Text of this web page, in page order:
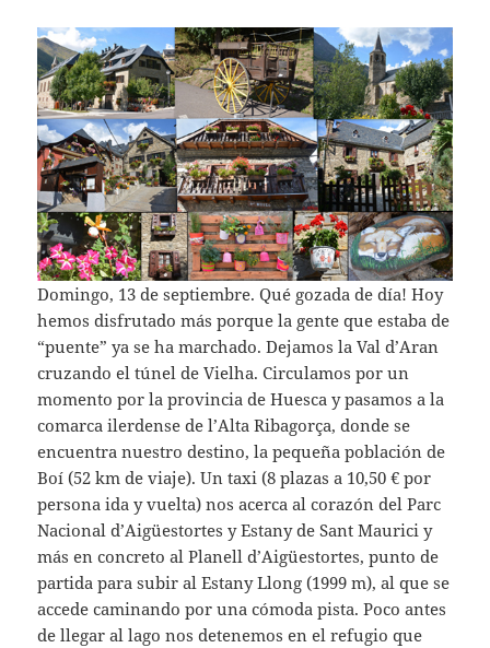
Domingo, 13 de septiembre. Qué gozada de día! Hoy
hemos disfrutado más porque la gente que estaba de
“puente” ya se ha marchado. Dejamos la Val d’Aran
cruzando el túnel de Vielha. Circulamos por un
momento por la provincia de Huesca y pasamos a la
comarca ilerdense de l’Alta Ribagorça, donde se
encuentra nuestro destino, la pequeña población de
Boí (52 km de viaje). Un taxi (8 plazas a 10,50 € por
persona ida y vuelta) nos acerca al corazón del Parc
Nacional d’Aigüestortes y Estany de Sant Maurici y
más en concreto al Planell d’Aigüestortes, punto de
partida para subir al Estany Llong (1999 m), al que se
accede caminando por una cómoda pista. Poco antes
de llegar al lago nos detenemos en el refugio que